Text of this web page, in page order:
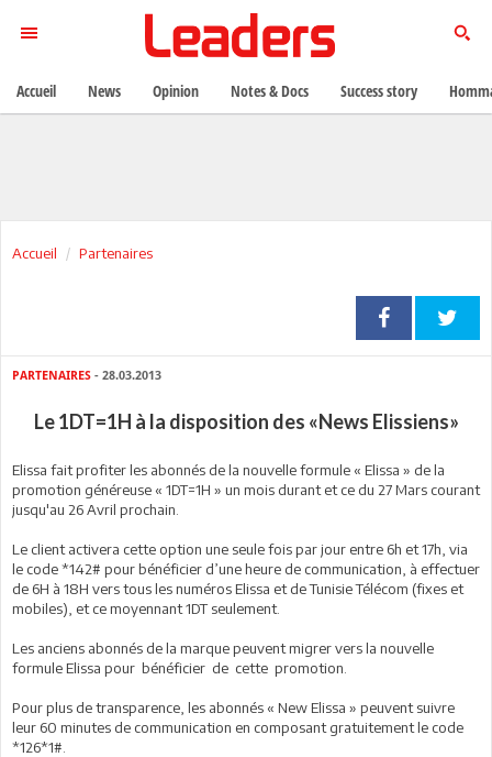
Accueil Partenaires
PARTENAIRES - 28.03.2013
Le 1DT=1H à la disposition des «News Elissiens»
Elissa fait profiter les abonnés de la nouvelle formule « Elissa » de la
promotion généreuse « 1DT=1H » un mois durant et ce du 27 Mars courant
jusqu'au 26 Avril prochain.
Le client activera cette option une seule fois par jour entre 6h et 17h, via
le code *142# pour bénéficier d’une heure de communication, à effectuer
de 6H à 18H vers tous les numéros Elissa et de Tunisie Télécom (fixes et
mobiles), et ce moyennant 1DT seulement.
Les anciens abonnés de la marque peuvent migrer vers la nouvelle
formule Elissa pour bénéficier de cette promotion.
Pour plus de transparence, les abonnés « New Elissa » peuvent suivre
leur 60 minutes de communication en composant gratuitement le code
*126*1#.
Accueil News Opinion Notes & Docs Success story